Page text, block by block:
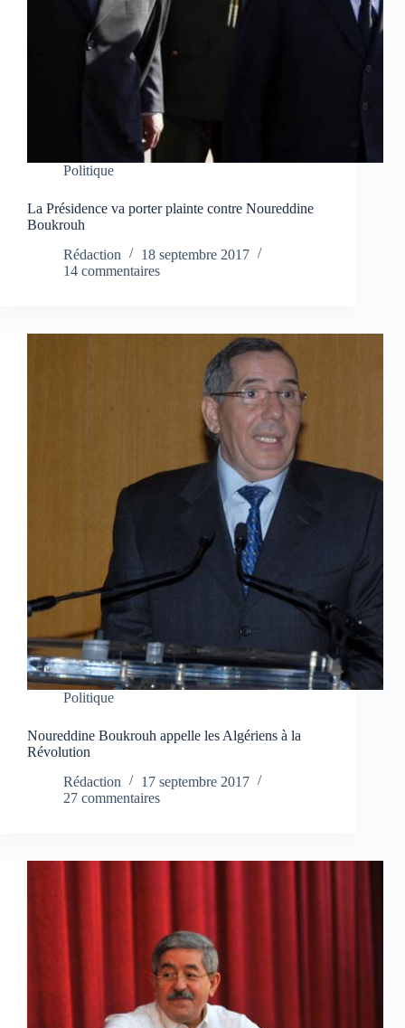
Politique
La Présidence va porter plainte contre Noureddine
Boukrouh
Rédaction
18 septembre 2017
14 commentaires
Politique
Noureddine Boukrouh appelle les Algériens à la
Révolution
Rédaction
17 septembre 2017
27 commentaires